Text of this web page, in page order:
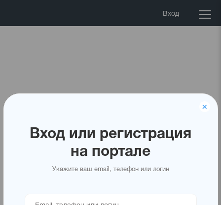
Вход
Вход или регистрация
на портале
Укажите ваш email, телефон или логин